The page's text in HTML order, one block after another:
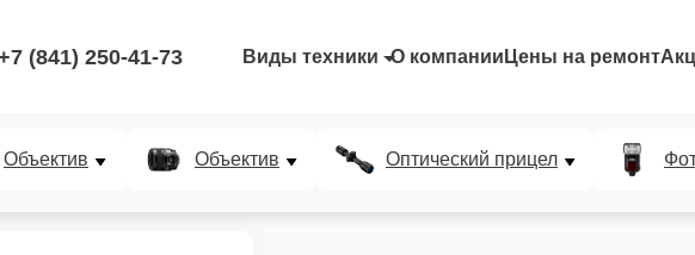
(841) 250-41-73 Виды техники О компании Цены на ремонт
Объектив Объектив Оптический прицел